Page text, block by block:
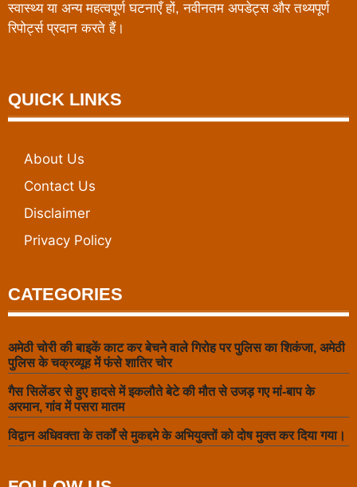
स्वास्थ्य या अन्य महत्वपूर्ण घटनाएँ हों, नवीनतम अपडेट्स और तथ्यपूर्ण
रिपोर्ट्स प्रदान करते हैं।
QUICK LINKS
About Us
Contact Us
Disclaimer
Privacy Policy
CATEGORIES
अमेठी चोरी की बाइकें काट कर बेचने वाले गिरोह पर पुलिस का शिकंजा, अमेठी
पुलिस के चक्रव्यूह में फंसे शातिर चोर
गैस सिलेंडर से हुए हादसे में इकलौते बेटे की मौत से उजड़ गए मां-बाप के
अरमान, गांव में पसरा मातम
विद्वान अधिवक्ता के तर्कों से मुकद्दमे के अभियुक्तों को दोष मुक्त कर दिया गया।